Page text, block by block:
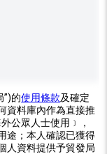
”)的使用條款及確定
資料庫內作為直接推
公眾人士使用﹞，
途；本人確認已獲得
人資料提供予貿發局